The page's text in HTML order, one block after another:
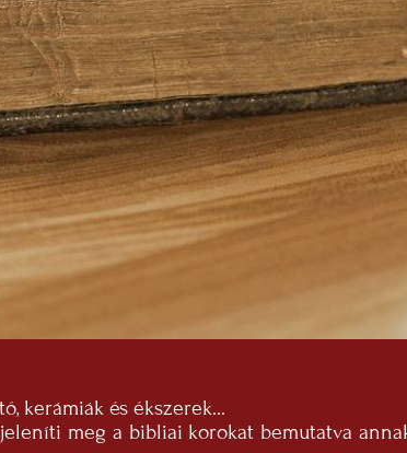
kerámiák és ékszerek...
meg a bibliai korokat bemutatva